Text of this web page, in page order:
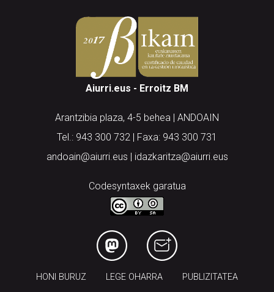
Aiurri.eus - Erroitz BM
Arantzibia plaza, 4-5 behea | ANDOAIN
Tel.: 943 300 732 | Faxa: 943 300 731
andoain@aiurri.eus | idazkaritza@aiurri.eus
Codesyntaxek garatua
HONI BURUZ LEGE OHARRA PUBLIZITATEA